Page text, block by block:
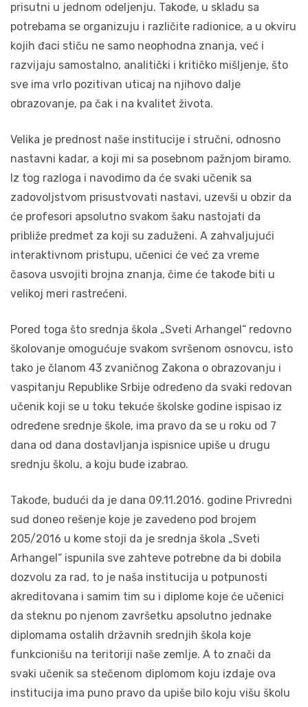
prisutni u jednom odeljenju. Takođe, u skladu sa
potrebama se organizuju i različite radionice, a u okviru
kojih đaci stiču ne samo neophodna znanja, već i
razvijaju samostalno, analitički i kritičko mišljenje, što
sve ima vrlo pozitivan uticaj na njihovo dalje
obrazovanje, pa čak i na kvalitet života.
Velika je prednost naše institucije i stručni, odnosno
nastavni kadar, a koji mi sa posebnom pažnjom biramo.
Iz tog razloga i navodimo da će svaki učenik sa
zadovoljstvom prisustvovati nastavi, uzevši u obzir da
će profesori apsolutno svakom šaku nastojati da
približe predmet za koji su zaduženi. A zahvaljujući
interaktivnom pristupu, učenici će već za vreme
časova usvojiti brojna znanja, čime će takođe biti u
velikoj meri rastrećeni.
Pored toga što srednja škola „Sveti Arhangel“ redovno
školovanje omogućuje svakom svršenom osnovcu, isto
tako je članom 43 zvaničnog Zakona o obrazovanju i
vaspitanju Republike Srbije određeno da svaki redovan
učenik koji se u toku tekuće školske godine ispisao iz
određene srednje škole, ima pravo da se u roku od 7
dana od dana dostavljanja ispisnice upiše u drugu
srednju školu, a koju bude izabrao.
Takođe, budući da je dana 09.11.2016. godine Privredni
sud doneo rešenje koje je zavedeno pod brojem
205/2016 u kome stoji da je srednja škola „Sveti
Arhangel“ ispunila sve zahteve potrebne da bi dobila
dozvolu za rad, to je naša institucija u potpunosti
akreditovana i samim tim su i diplome koje će učenici
da steknu po njenom završetku apsolutno jednake
diplomama ostalih državnih srednjih škola koje
funkcionišu na teritoriji naše zemlje. A to znači da
svaki učenik sa stečenom diplomom koju izdaje ova
institucija ima puno pravo da upiše bilo koju višu školu